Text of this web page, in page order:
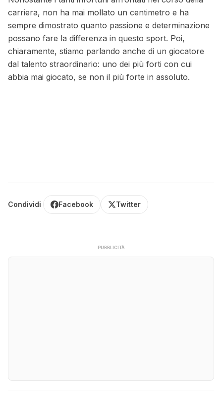
carriera, non ha mai mollato un centimetro e ha
sempre dimostrato quanto passione e determinazione
possano fare la differenza in questo sport. Poi,
chiaramente, stiamo parlando anche di un giocatore
dal talento straordinario: uno dei più forti con cui
abbia mai giocato, se non il più forte in assoluto.
Condividi Facebook Twitter
PUBBLICITÀ